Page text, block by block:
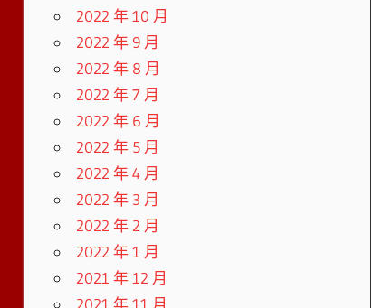
2022 年 10 月
2022 年 9 月
2022 年 8 月
2022 年 7 月
2022 年 6 月
2022 年 5 月
2022 年 4 月
2022 年 3 月
2022 年 2 月
2022 年 1 月
2021 年 12 月
2021 年 11 月